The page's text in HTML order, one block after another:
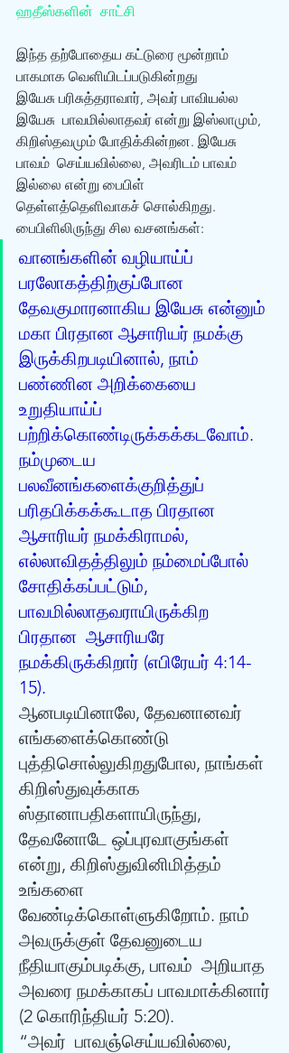
ஹதீஸ்களின்  சாட்சி
இந்த தற்போதைய கட்டுரை மூன்றாம்
பாகமாக வெளியிடப்படுகின்றது
இயேசு  பாவமில்லாதவர் என்று இஸ்லாமும்,
கிறிஸ்தவமும் போதிக்கின்றன. இயேசு
பாவம்  செய்யவில்லை, அவரிடம் பாவம்
இல்லை என்று பைபிள்
தெள்ளத்தெளிவாகச் சொல்கிறது.
பைபிளிலிருந்து சில வசனங்கள்:
வானங்களின் வழியாய்ப்
பரலோகத்திற்குப்போன
தேவகுமாரனாகிய இயேசு என்னும்
மகா பிரதான ஆசாரியர் நமக்கு
இருக்கிறபடியினால், நாம்
பண்ணின அறிக்கையை
உறுதியாய்ப்
பற்றிக்கொண்டிருக்கக்கடவோம்.
நம்முடைய
பலவீனங்களைக்குறித்துப்
பரிதபிக்கக்கூடாத பிரதான
ஆசாரியர் நமக்கிராமல்,
எல்லாவிதத்திலும் நம்மைப்போல்
சோதிக்கப்பட்டும்,
பாவமில்லாதவராயிருக்கிற
பிரதான  ஆசாரியரே
நமக்கிருக்கிறார் (எபிரேயர் 4:14-
15).
ஆனபடியினாலே, தேவனானவர்
எங்களைக்கொண்டு
புத்திசொல்லுகிறதுபோல, நாங்கள்
கிறிஸ்துவுக்காக
ஸ்தானாபதிகளாயிருந்து,
தேவனோடே ஒப்புரவாகுங்கள்
என்று, கிறிஸ்துவினிமித்தம்
உங்களை
வேண்டிக்கொள்ளுகிறோம். நாம்
அவருக்குள் தேவனுடைய
நீதியாகும்படிக்கு, பாவம்  அறியாத
அவரை நமக்காகப் பாவமாக்கினார்
(2 கொரிந்தியர் 5:20).
“அவர்  பாவஞ்செய்யவில்லை,